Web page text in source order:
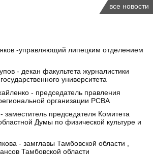
все новости
-управляющий липецким отделением
- декан факультета журналистики
университета
- председатель правления
организации РСВА
заместитель председателя Комитета
Думы по физической культуре и
- замглавы Тамбовской области ,
Тамбовской области